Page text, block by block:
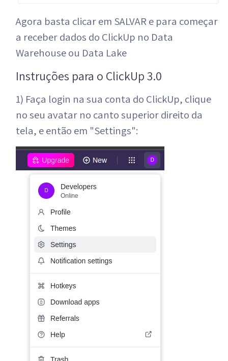
Agora basta clicar em SALVAR e para começar
a receber dados do ClickUp no Data
Warehouse ou Data Lake
Instruções para o ClickUp 3.0
1) Faça login na sua conta do ClickUp, clique
no seu avatar no canto superior direito da
tela, e então em "Settings":